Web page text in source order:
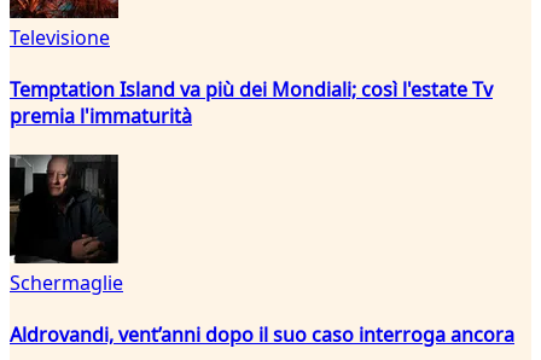
Televisione
Temptation Island va più dei Mondiali; così l'estate Tv
premia l'immaturità
Schermaglie
Aldrovandi, vent’anni dopo il suo caso interroga ancora